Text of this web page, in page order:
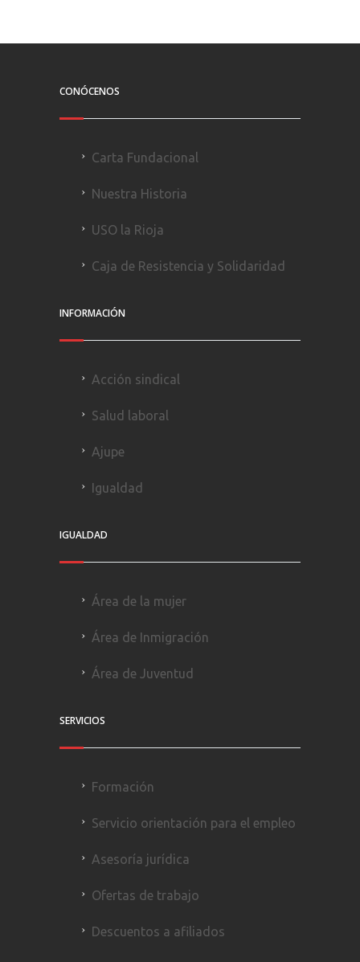
CONÓCENOS
Carta Fundacional
Nuestra Historia
USO la Rioja
Caja de Resistencia y Solidaridad
INFORMACIÓN
Acción sindical
Salud laboral
Ajupe
Igualdad
IGUALDAD
Área de la mujer
Área de Inmigración
Área de Juventud
SERVICIOS
Formación
Servicio orientación para el empleo
Asesoría jurídica
Ofertas de trabajo
Descuentos a afiliados